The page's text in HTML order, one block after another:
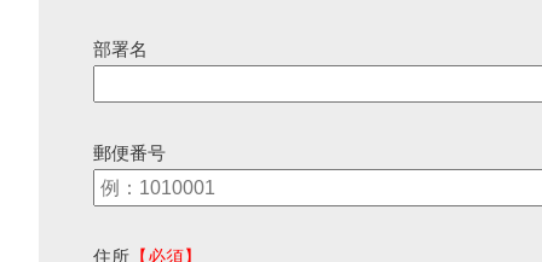
部署名
郵便番号
住所 【必須】